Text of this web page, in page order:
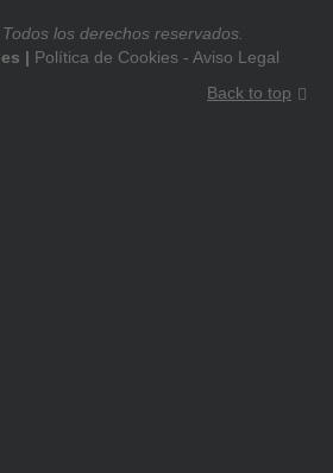
Todos los derechos reservados.
| Política de Cookies - Aviso Legal
Back to top